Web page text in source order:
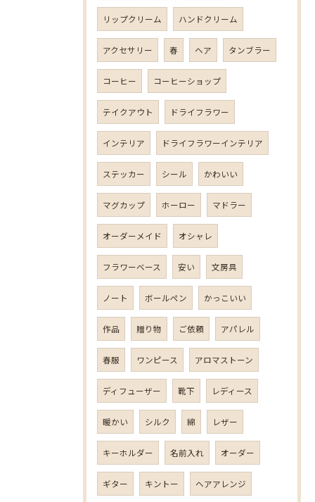
リップクリーム ハンドクリーム
アクセサリー 春 ヘア タンブラー
コーヒー コーヒーショップ
テイクアウト ドライフラワー
インテリア ドライフラワーインテリア
ステッカー シール かわいい
マグカップ ホーロー マドラー
オーダーメイド オシャレ
フラワーベース 安い 文房具
ノート ボールペン かっこいい
作品 贈り物 ご依頼 アパレル
春服 ワンピース アロマストーン
ディフューザー 靴下 レディース
暖かい シルク 綿 レザー
キーホルダー 名前入れ オーダー
ギター キントー ヘアアレンジ